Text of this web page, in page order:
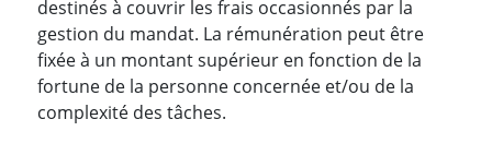
destinés à couvrir les frais occasionnés par la
gestion du mandat. La rémunération peut être
fixée à un montant supérieur en fonction de la
fortune de la personne concernée et/ou de la
complexité des tâches.